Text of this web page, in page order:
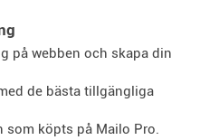
på webben och skapa din
de bästa tillgängliga
som köpts på Mailo Pro.